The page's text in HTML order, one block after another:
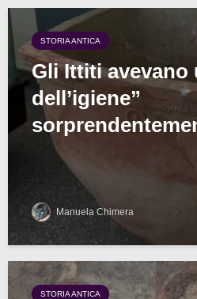
STORIA ANTICA
Gli Ittiti avevano
dell’igiene”
Manuela Chimera
STORIA ANTICA